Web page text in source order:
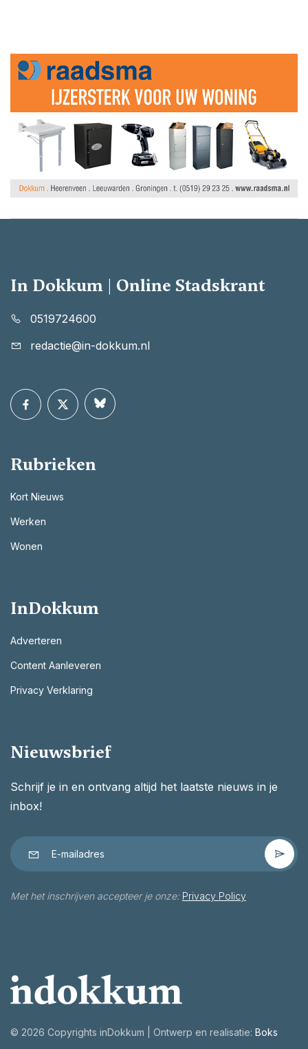
In Dokkum | Online Stadskrant
0519724600
redactie@in-dokkum.nl
Rubrieken
Kort Nieuws
Werken
Wonen
InDokkum
Adverteren
Content Aanleveren
Privacy Verklaring
Nieuwsbrief
Schrijf je in en ontvang altijd het laatste nieuws in je
inbox!
Met het inschrijven accepteer je onze: Privacy Policy
© 2026 Copyrights inDokkum | Ontwerp en realisatie: Boks